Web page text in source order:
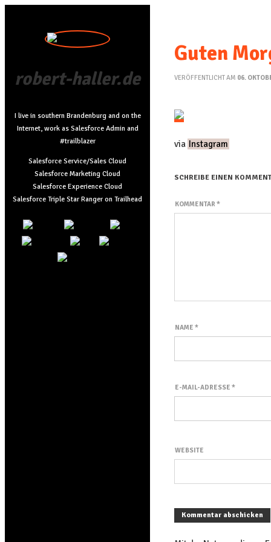
robert-haller.de
I live in southern Brandenburg and on the
Internet, work as Salesforce Admin and
#trailblazer
Salesforce Service/Sales Cloud
Salesforce Marketing Cloud
Salesforce Experience Cloud
Salesforce Triple Star Ranger on Trailhead
Guten
VERÖFFENTLICHT AM 06.
via Instagram
SCHREIBE EINEN
KOMMENTAR *
NAME *
E-MAIL-ADRESSE *
WEBSITE